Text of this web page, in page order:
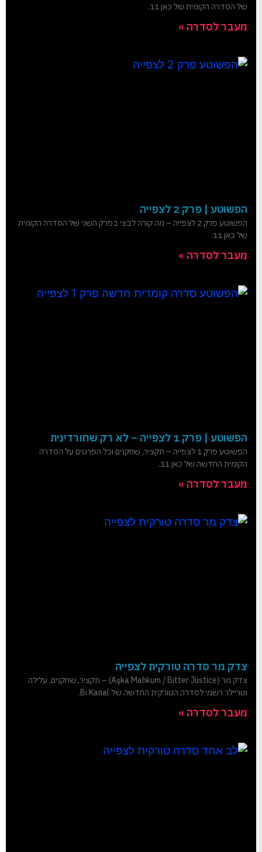
של הסדרה הקומית של כאן 11.
מעבר לסדרה »
הפשוטע | פרק 2 לצפייה
הפשוטע פרק 2 לצפייה – מה קורה לבצי בפרק השני של הסדרה הקומית
של כאן 11.
מעבר לסדרה »
הפשוטע | פרק 1 לצפייה – לא רק שחורדינית
הפשוטע פרק 1 לצפייה – תקציר, שחקנים וכל הפרטים על הסדרה
הקומית החדשה של כאן 11.
מעבר לסדרה »
צדק מר סדרה טורקית לצפייה
צדק מר (Aşka Mahkum / Bitter Justice) – תקציר, שחקנים, עלילה
וטריילר רשמי לסדרה הטורקית החדשה של Bi Kanal.
מעבר לסדרה »